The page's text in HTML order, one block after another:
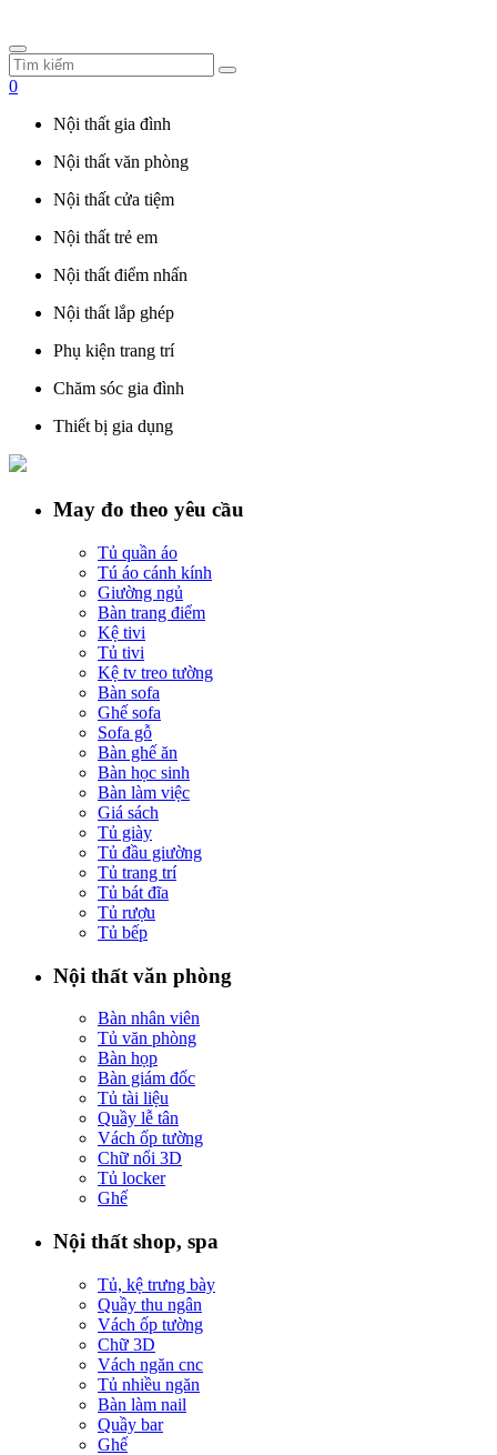
0
Nội thất gia đình
Nội thất văn phòng
Nội thất cửa tiệm
Nội thất trẻ em
Nội thất điểm nhấn
Nội thất lắp ghép
Phụ kiện trang trí
Chăm sóc gia đình
Thiết bị gia dụng
May đo theo yêu cầu
Tủ quần áo
Tú áo cánh kính
Giường ngủ
Bàn trang điểm
Kệ tivi
Tủ tivi
Kệ tv treo tường
Bàn sofa
Ghế sofa
Sofa gỗ
Bàn ghế ăn
Bàn học sinh
Bàn làm việc
Giá sách
Tủ giày
Tủ đầu giường
Tủ trang trí
Tủ bát đĩa
Tủ rượu
Tủ bếp
Nội thất văn phòng
Bàn nhân viên
Tủ văn phòng
Bàn họp
Bàn giám đốc
Tủ tài liệu
Quầy lễ tân
Vách ốp tường
Chữ nổi 3D
Tủ locker
Ghế
Nội thất shop, spa
Tủ, kệ trưng bày
Quầy thu ngân
Vách ốp tường
Chữ 3D
Vách ngăn cnc
Tủ nhiều ngăn
Bàn làm nail
Quầy bar
Ghế